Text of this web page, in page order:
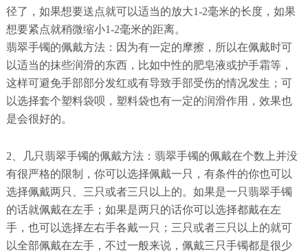
径了，如果想要送点就可以适当的放大1-2毫米的长度，如果
想要紧点就稍微缩小1-2毫米的距离。
翡翠手镯的佩戴方法：因为有一定的摩擦，所以在佩戴时可
以适当的抹些润滑的东西，比如中性的肥皂液或护手霜等，
这样可避免手部部分发红或有导致手部受伤的情况发生；可
以选择套个塑料袋呗，塑料袋也有一定的润滑作用，效果也
是会很好的。
2、几只翡翠手镯的佩戴方法：翡翠手镯的佩戴在个数上并没
有很严格的限制，你可以选择佩戴一只，有条件的你也可以
选择佩戴两只、三只或者三只以上的。如果是一只翡翠手镯
的话就佩戴在左手；如果是两只的话你可以选择都戴在左
手，也可以选择左右手各戴一只；三只或者三只以上的就可
以全部佩戴在左手，不过一般来说，佩戴三只手镯都是很少